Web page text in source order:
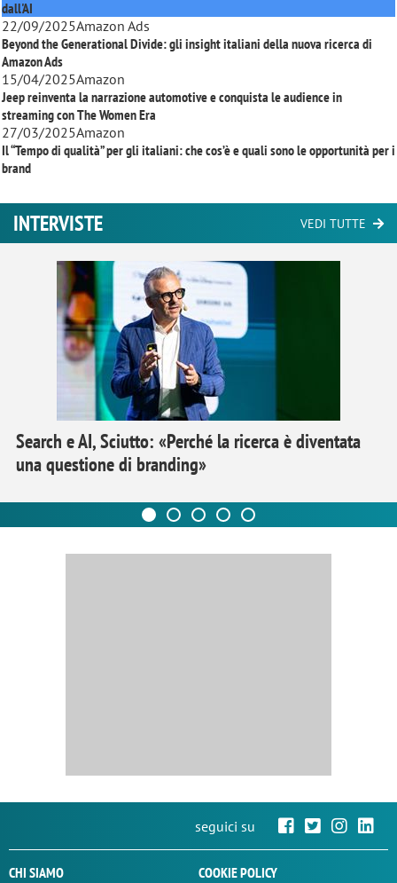
dall'AI
22/09/2025Amazon Ads
Beyond the Generational Divide: gli insight italiani della nuova ricerca di
Amazon Ads
15/04/2025Amazon
Jeep reinventa la narrazione automotive e conquista le audience in
streaming conThe Women Era
27/03/2025Amazon
Il “Tempo di qualità” per gli italiani: che cos’è e quali sono le opportunità per i
brand
INTERVISTE VEDI TUTTE
Search e AI, Sciutto: «Perché la ricerca è diventata
una questione di branding»
seguici su
CHI SIAMO COOKIE POLICY